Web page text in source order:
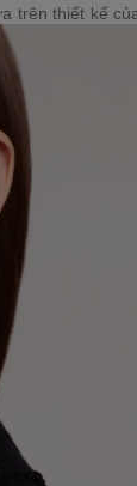
trên thiết kế